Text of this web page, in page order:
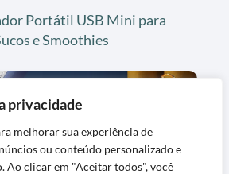
privacidade
melhorar sua experiência de
ou conteúdo personalizado e
Ao clicar em "Aceitar todos", você
Portátil USB Mini para
e Smoothies